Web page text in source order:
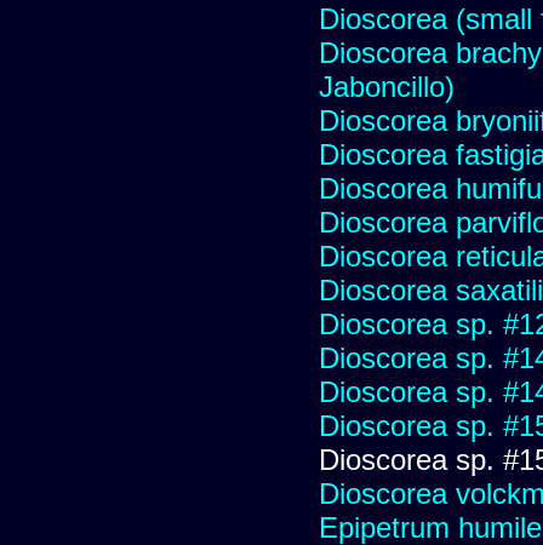
Dioscorea
Dioscorea
Jaboncillo)
Dioscorea
Dioscorea
Dioscorea
Dioscorea
Dioscorea
Dioscorea
Dioscorea sp.
Dioscorea sp.
Dioscorea sp.
Dioscorea sp.
Dioscorea sp.
Dioscorea
Epipetrum humile